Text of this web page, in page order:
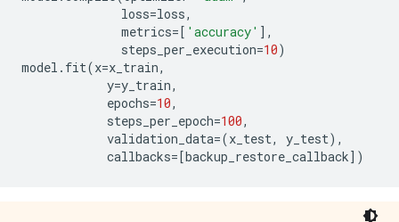
loss=loss,
metrics=[ 'accuracy' ],
steps_per_execution=10)
model . fit(x=x_train,
y=y_train,
epochs=10,
steps_per_epoch=100,
validation_data=(x_test, y_test),
callbacks=[backup_restore_callback])